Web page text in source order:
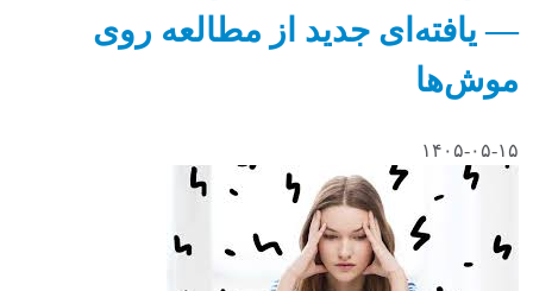
— یافته‌ای جدید از مطالعه روی
موش‌ها
۱۴۰۵-۰۵-۱۵